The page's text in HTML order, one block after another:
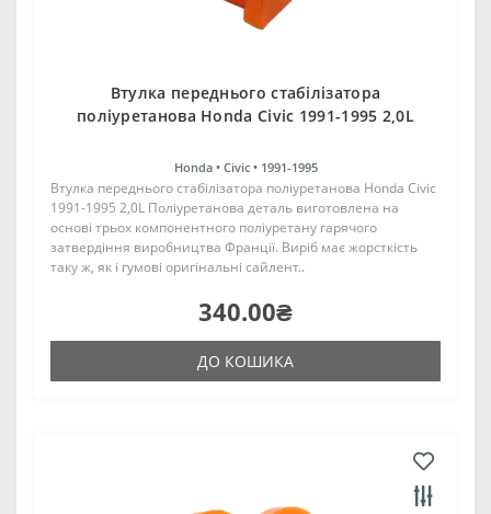
Втулка переднього стабілізатора
поліуретанова Honda Civic 1991-1995 2,0L
Honda • Civic • 1991-1995
Втулка переднього стабілізатора поліуретанова Honda Civic
1991-1995 2,0L Поліуретанова деталь виготовлена на
основі трьох компонентного поліуретану гарячого
затвердіння виробництва Франції. Виріб має жорсткість
таку ж, як і гумові оригінальні сайлент..
340.00₴
ДО КОШИКА